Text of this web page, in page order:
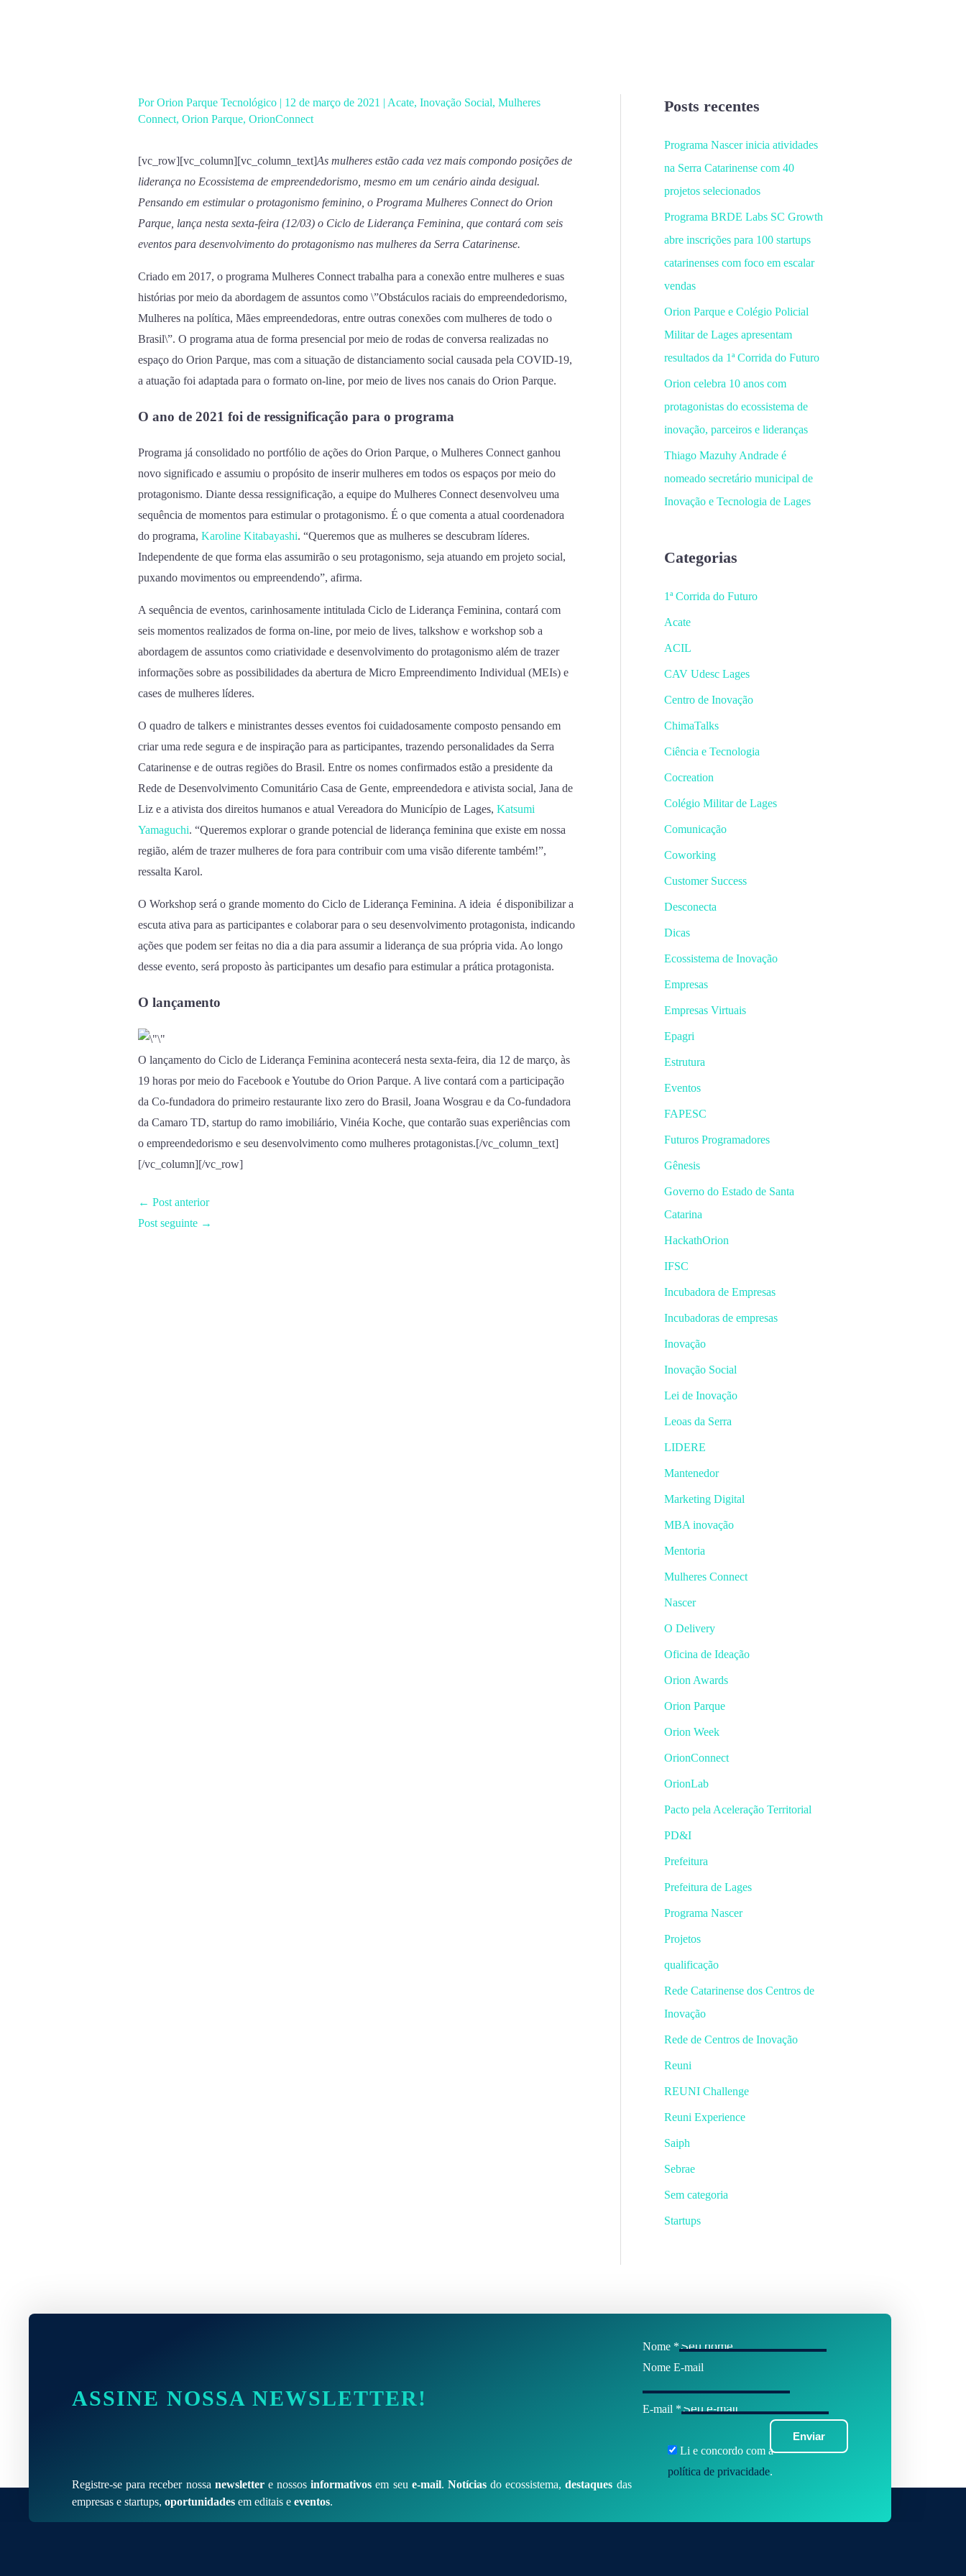
PorOrion Parque Tecnológico | 12 de março de 2021 | Acate, Inovação Social, Mulheres
Connect, Orion Parque, OrionConnect
[vc_row][vc_column][vc_column_text]As mulheres estão cada vez mais compondo posições de
liderança no Ecossistema de empreendedorismo, mesmo em um cenário ainda desigual.
Pensando em estimular o protagonismo feminino, o Programa Mulheres Connect do Orion
Parque, lança nesta sexta-feira (12/03) o Ciclo de Liderança Feminina, que contará com seis
eventos para desenvolvimento do protagonismo nas mulheres da Serra Catarinense.
Criado em 2017, o programa Mulheres Connect trabalha para a conexão entre mulheres e suas
histórias por meio da abordagem de assuntos como \”Obstáculos raciais do empreendedorismo,
Mulheres na política, Mães empreendedoras, entre outras conexões com mulheres de todo o
Brasil\”. O programa atua de forma presencial por meio de rodas de conversa realizadas no
espaço do Orion Parque, mas com a situação de distanciamento social causada pela COVID-19,
a atuação foi adaptada para o formato on-line, por meio de lives nos canais do Orion Parque.
O ano de 2021 foi de ressignificação para o programa
Programa já consolidado no portfólio de ações do Orion Parque, o Mulheres Connect ganhou
novo significado e assumiu o propósito de inserir mulheres em todos os espaços por meio do
protagonismo. Diante dessa ressignificação, a equipe do Mulheres Connect desenvolveu uma
sequência de momentos para estimular o protagonismo. É o que comenta a atual coordenadora
do programa, Karoline Kitabayashi. “Queremos que as mulheres se descubram líderes.
Independente de que forma elas assumirão o seu protagonismo, seja atuando em projeto social,
puxando movimentos ou empreendendo”, afirma.
A sequência de eventos, carinhosamente intitulada Ciclo de Liderança Feminina, contará com
seis momentos realizados de forma on-line, por meio de lives, talkshow e workshop sob a
abordagem de assuntos como criatividade e desenvolvimento do protagonismo além de trazer
informações sobre as possibilidades da abertura de Micro Empreendimento Individual (MEIs) e
cases de mulheres líderes.
O quadro de talkers e ministrantes desses eventos foi cuidadosamente composto pensando em
criar uma rede segura e de inspiração para as participantes, trazendo personalidades da Serra
Catarinense e de outras regiões do Brasil. Entre os nomes confirmados estão a presidente da
Rede de Desenvolvimento Comunitário Casa de Gente, empreendedora e ativista social, Jana de
Liz e a ativista dos direitos humanos e atual Vereadora do Município de Lages, Katsumi
Yamaguchi. “Queremos explorar o grande potencial de liderança feminina que existe em nossa
região, além de trazer mulheres de fora para contribuir com uma visão diferente também!”,
ressalta Karol.
O Workshop será o grande momento do Ciclo de Liderança Feminina. A ideia é disponibilizar a
escuta ativa para as participantes e colaborar para o seu desenvolvimento protagonista, indicando
ações que podem ser feitas no dia a dia para assumir a liderança de sua própria vida. Ao longo
desse evento, será proposto às participantes um desafio para estimular a prática protagonista.
O lançamento
O lançamento do Ciclo de Liderança Feminina acontecerá nesta sexta-feira, dia 12 de março, às
19 horas por meio do Facebook e Youtube do Orion Parque. A live contará com a participação
da Co-fundadora do primeiro restaurante lixo zero do Brasil, Joana Wosgrau e da Co-fundadora
da Camaro TD, startup do ramo imobiliário, Vinéia Koche, que contarão suas experiências com
o empreendedorismo e seu desenvolvimento como mulheres protagonistas.[/vc_column_text]
[/vc_column][/vc_row]
← Post anterior
Post seguinte →
Posts recentes
Programa Nascer inicia atividades
na Serra Catarinense com 40
projetos selecionados
Programa BRDE Labs SC Growth
abre inscrições para 100 startups
catarinenses com foco em escalar
vendas
Orion Parque e Colégio Policial
Militar de Lages apresentam
resultados da 1ª Corrida do Futuro
Orion celebra 10 anos com
protagonistas do ecossistema de
inovação, parceiros e lideranças
Thiago Mazuhy Andrade é
nomeado secretário municipal de
Inovação e Tecnologia de Lages
Categorias
1ª Corrida do Futuro
Acate
ACIL
CAV Udesc Lages
Centro de Inovação
ChimaTalks
Ciência e Tecnologia
Cocreation
Colégio Militar de Lages
Comunicação
Coworking
Customer Success
Desconecta
Dicas
Ecossistema de Inovação
Empresas
Empresas Virtuais
Epagri
Estrutura
Eventos
FAPESC
Futuros Programadores
Gênesis
Governo do Estado de Santa
Catarina
HackathOrion
IFSC
Incubadora de Empresas
Incubadoras de empresas
Inovação
Inovação Social
Lei de Inovação
Leoas da Serra
LIDERE
Mantenedor
Marketing Digital
MBA inovação
Mentoria
Mulheres Connect
Nascer
O Delivery
Oficina de Ideação
Orion Awards
Orion Parque
Orion Week
OrionConnect
OrionLab
Pacto pela Aceleração Territorial
PD&I
Prefeitura
Prefeitura de Lages
Programa Nascer
Projetos
qualificação
Rede Catarinense dos Centros de
Inovação
Rede de Centros de Inovação
Reuni
REUNI Challenge
Reuni Experience
Saiph
Sebrae
Sem categoria
Startups
ASSINE NOSSA NEWSLETTER!
Registre-se para receber nossa newslettere nossosinformativos em seu e-mail. Notíciasdo ecossistema,destaques das
empresas e startups, oportunidades em editais e eventos.
Nome *
Nome E-mail
E-mail *
Enviar
Li e concordo com a
política de privacidade.